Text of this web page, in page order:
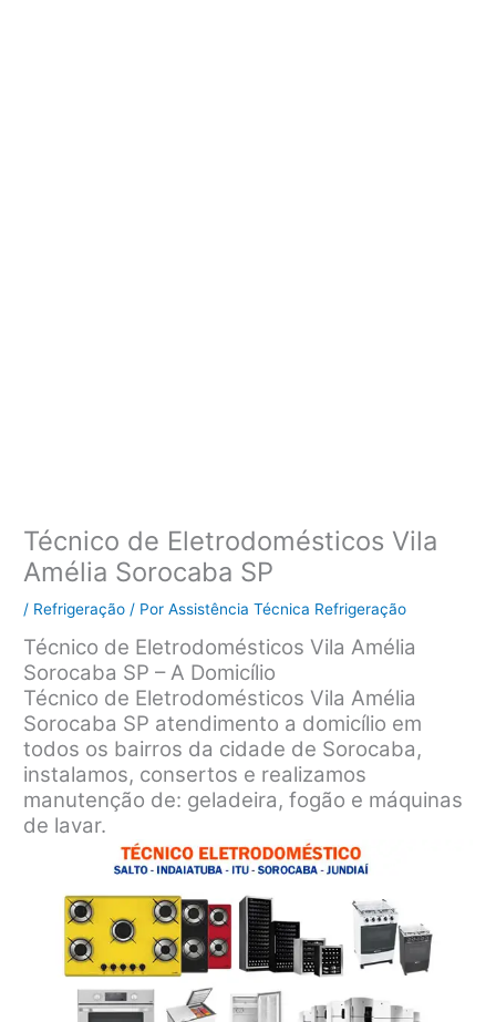
Técnico de Eletrodomésticos Vila
Amélia Sorocaba SP
/ Refrigeração / PorAssistência Técnica Refrigeração
Técnico de Eletrodomésticos Vila Amélia
Sorocaba SP – A Domicílio
Técnico de Eletrodomésticos Vila Amélia
Sorocaba SP atendimento a domicílio em
todos os bairros da cidade de Sorocaba,
instalamos, consertos e realizamos
manutenção de: geladeira, fogão e máquinas
de lavar.